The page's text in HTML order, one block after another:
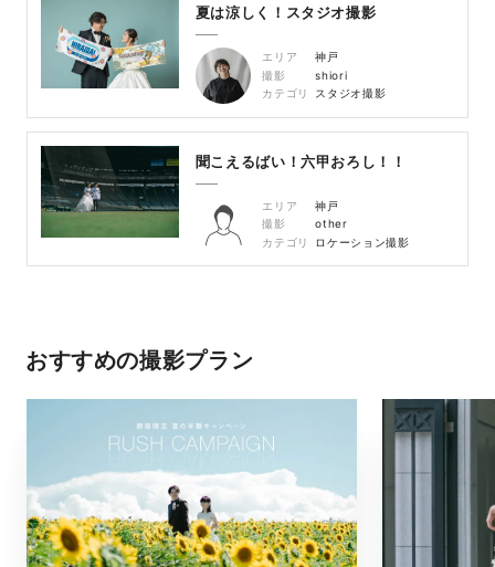
夏は涼しく！スタジオ撮影
エリア
神戸
撮影
shiori
カテゴリ
スタジオ撮影
聞こえるばい！六甲おろし！！
エリア
神戸
撮影
other
カテゴリ
ロケーション撮影
おすすめの撮影プラン